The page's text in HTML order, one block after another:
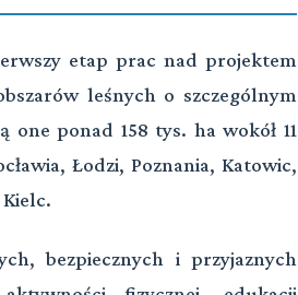
etap prac nad projektem
leśnych o szczególnym
ponad 158 tys. ha wokół 11
Łodzi, Poznania, Katowic,
bezpiecznych i przyjaznych